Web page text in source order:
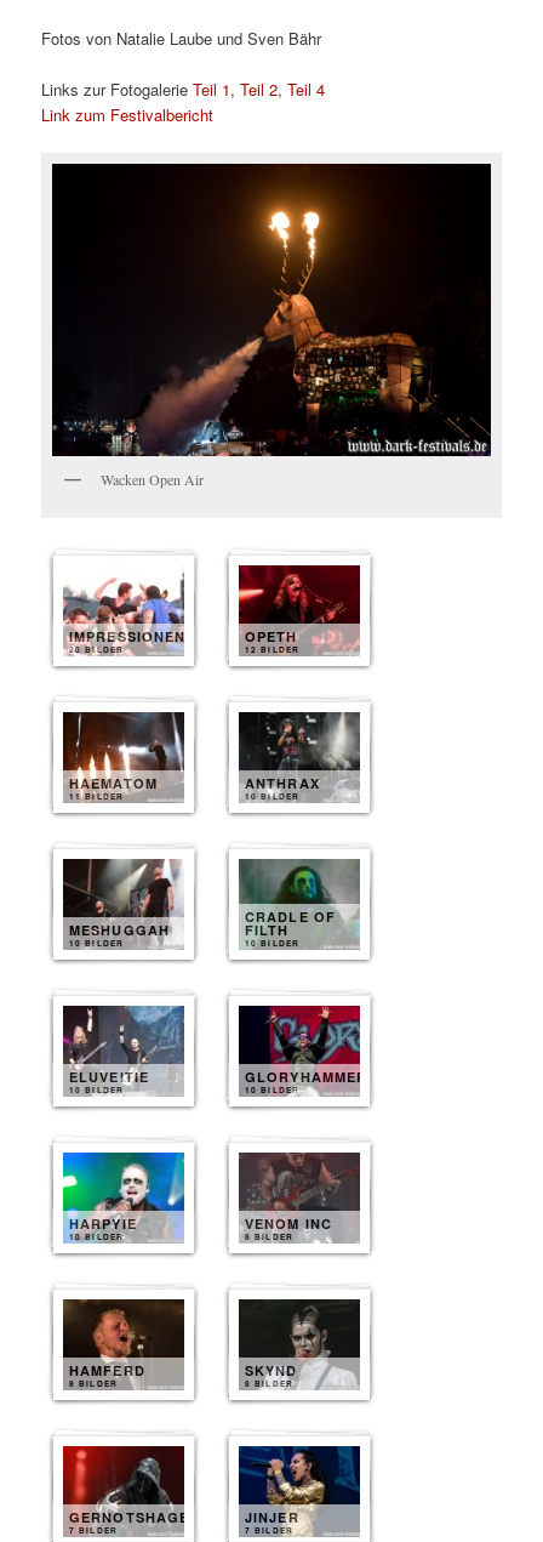
Fotos von Natalie Laube und Sven Bähr
Links zur FotogalerieTeil 1,Teil 2,Teil 4
Link zum Festivalbericht
Wacken Open Air
IMPRESSIONEN
20 BILDER
OPETH
12 BILDER
HAEMATOM
11 BILDER
ANTHRAX
10 BILDER
MESHUGGAH
10 BILDER
CRADLE OF
FILTH
10 BILDER
ELUVEITIE
10 BILDER
GLORYHAMMER
10 BILDER
HARPYIE
10 BILDER
VENOM INC
8 BILDER
HAMFERD
8 BILDER
SKYND
8 BILDER
GERNOTSHAGEN
7 BILDER
JINJER
7 BILDER